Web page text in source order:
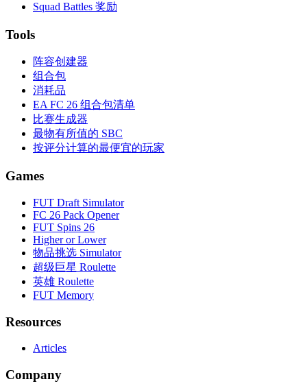
Squad Battles 奖励
Tools
阵容创建器
组合包
消耗品
EA FC 26 组合包清单
比赛生成器
最物有所值的 SBC
按评分计算的最便宜的玩家
Games
FUT Draft Simulator
FC 26 Pack Opener
FUT Spins 26
Higher or Lower
物品挑选 Simulator
超级巨星 Roulette
英雄 Roulette
FUT Memory
Resources
Articles
Company